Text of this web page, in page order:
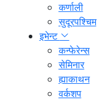
कर्णाली
सुदूरपश्चिम
इभेन्ट
कन्फेरेन्स
सेमिनार
ह्याकाथन
वर्कशप